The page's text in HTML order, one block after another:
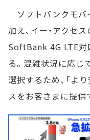
ソフトバンクモバ
加え、イー・アクセ
SoftBank 4G LTE対
る。混雑状況に応じ
選択するため、「よ
スをお客さまに提供